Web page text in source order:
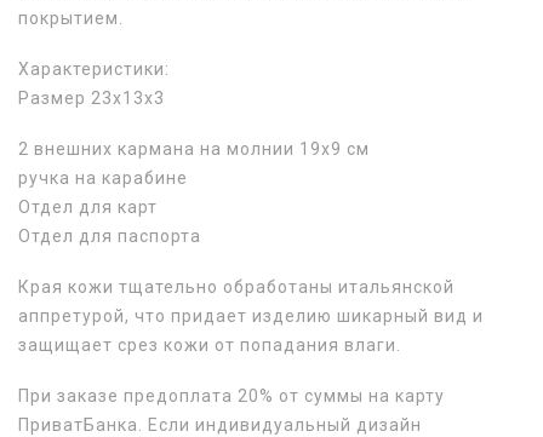
покрытием.
Характеристики:
Размер 23х13х3
2 внешних кармана на молнии 19х9 см
ручка на карабине
Отдел для карт
Отдел для паспорта
Края кожи тщательно обработаны итальянской
аппретурой, что придает изделию шикарный вид и
защищает срез кожи от попадания влаги.
При заказе предоплата 20% от суммы на карту
ПриватБанка. Если индивидуальный дизайн